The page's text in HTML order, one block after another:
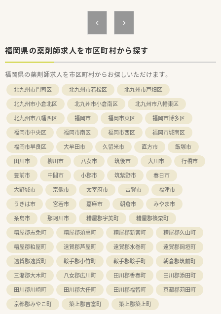
本来の専門業務に集中できるバックアップ体制を整えていま
■地域の皆様へ予防医療の講座を実施するために外部講師を招
くなど、健康相談の窓口としての役割を積極的に果たしていま
■電子処方せんへの対応を全店で進めており、医療情報を医療機
関や患者様と連携させる次世代の薬局作りを行っています。
■最新の需要予測による自動発注システムを導入し、不動在庫の
削減と発注作業の負担軽減を同時に実現させています。
福岡県の薬剤師求人を市区町村から探す
福岡県の薬剤師求人を市区町村からお探しいただけます。
北九州市門司区 北九州市若松区
北九州市戸畑区
北九州市小倉北区
北九州市小倉南区
北九州市八幡東区
北九州市八幡西区
福岡市 福岡市東区
福岡市博多区
福岡市中央区
福岡市南区 福岡市西区
福岡市城南区
福岡市早良区
大牟田市 久留米市 直方市
飯塚市
田川市
柳川市 八女市 筑後市 大川市
行橋市
豊前市
中間市 小郡市 筑紫野市
春日市
大野城市
宗像市 太宰府市 古賀市
福津市
うきは市
宮若市 嘉麻市 朝倉市
みやま市
糸島市
那珂川市 糟屋郡宇美町
糟屋郡篠栗町
糟屋郡志免町
糟屋郡須惠町 糟屋郡新宮町
糟屋郡久山町
糟屋郡粕屋町
遠賀郡芦屋町 遠賀郡水巻町
遠賀郡岡垣町
遠賀郡遠賀町
鞍手郡小竹町 鞍手郡鞍手町
朝倉郡筑前町
三潴郡大木町
八女郡広川町 田川郡香春町
田川郡添田町
田川郡川崎町
田川郡大任町 田川郡福智町
京都郡苅田町
京都郡みやこ町
築上郡吉富町 築上郡築上町